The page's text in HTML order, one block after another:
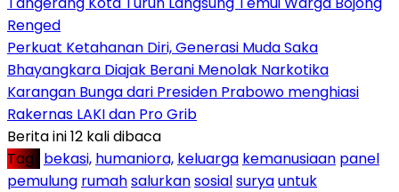
Renged
Perkuat Ketahanan Diri, Generasi Muda Saka
Bhayangkara Diajak Berani Menolak Narkotika
Karangan Bunga dari Presiden Prabowo menghiasi
Rakernas LAKI dan Pro Grib
Berita ini 12 kali dibaca
Tag : bekasi, humaniora, keluarga kemanusiaan panel
pemulung rumahsalurkansosialsuryauntuk